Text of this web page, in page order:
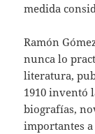
medida
Ramón
nunca lo
literatura,
1910 inventó
biografías,
importantes